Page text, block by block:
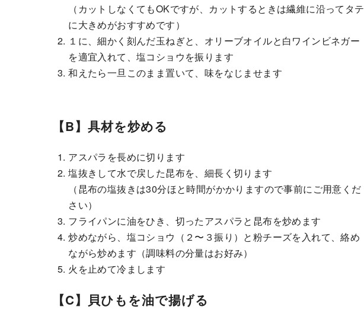
（カットしなくてもOKですが、カットするときは繊維に沿ってタテ
に大きめがおすすめです）
１に、細かく刻んだ玉ねぎと、オリーブオイルと白ワインビネガー
を適宜入れて、塩コショウを振ります
和えたら一旦このまま置いて、味をなじませます
【B】具材を炒める
アスパラを長めに切ります
塩抜きして水で戻した昆布を、細長く切ります
（昆布の塩抜きは30分ほと時間がかかりますので事前にご用意くだ
さい）
フライパンに油をひき、切ったアスパラと昆布を炒めます
炒めながら、塩コショウ（２〜３振り）と粉チーズを入れて、絡め
ながら炒めます（調味料の分量はお好み）
火を止めて冷まします
【C】貝ひもを油で揚げる